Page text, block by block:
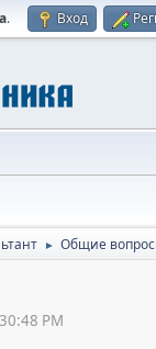
. Вход
► Общие
PM